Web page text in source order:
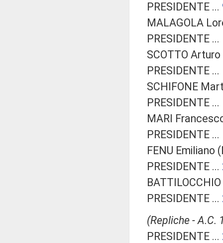
PRESIDENTE ...
MALAGOLA
PRESIDENTE ...
SCOTTO
PRESIDENTE ...
SCHIFONE
PRESIDENTE ...
MARI
PRESIDENTE ...
FENU Emiliano
PRESIDENTE ...
PRESIDENTE ...
(Repliche - A.C.
PRESIDENTE ...